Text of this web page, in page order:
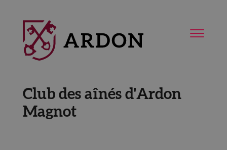
Club des aînés d'Ardon
Magnot